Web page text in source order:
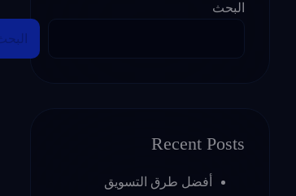
البحث
Recent Posts
أفضل طرق التسويق